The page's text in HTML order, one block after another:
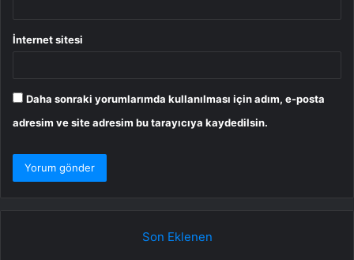
İnternet sitesi
Daha sonraki yorumlarımda kullanılması için adım, e-posta
adresim ve site adresim bu tarayıcıya kaydedilsin.
Son Eklenen